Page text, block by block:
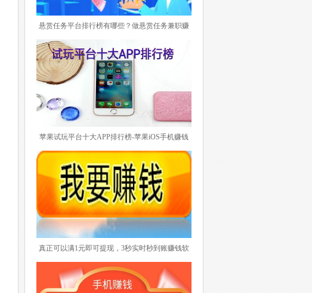
悬赏任务平台排行榜有哪些？做悬赏任务兼职赚
钱平台在手赚项目里面属于最热门稳定的APP
了。悬赏任务兼职平台的优势是任务种类多，、
任务量大、提现门槛低而且基本上都是秒到账。
另外一点如果任何项目需要完成，你还可以作为
商家发布你需要的任务要求别人去完成。这样就
带起了悬赏任务平台的曝光度。目前悬赏任务兼
苹果试玩平台十大APP排行榜-苹果iOS手机赚钱
试玩平台特别突出的肯定是有的，具备什么条件
才能上排行榜呢？其实大家应该明白试玩平台无
非就是每天任务更新及时稳定而且数量足够，任
务单价适中，更重要一点就是提现打款24小时之
内到账。下面理理有哪些靠谱苹果试玩平台排
行！
真正可以满1元即可提现，3秒实时秒到账赚钱软
件排行榜